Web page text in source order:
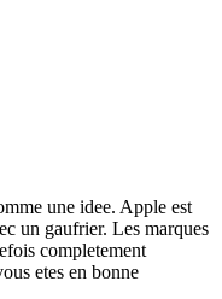
une idee. Apple est
un gaufrier. Les marques
completement
etes en bonne